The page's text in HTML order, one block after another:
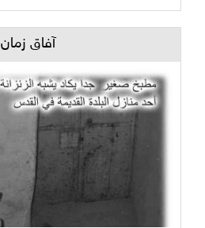
آفاق زمان